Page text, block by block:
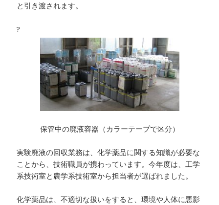
と引き渡されます。
?
保管中の廃液容器（カラーテープで区分）
実験廃液の回収業務は、化学薬品に関する知識が必要な
ことから、技術職員が携わっています。今年度は、工学
系技術室と農学系技術室から担当者が選ばれました。
化学薬品は、不適切な扱いをすると、環境や人体に悪影